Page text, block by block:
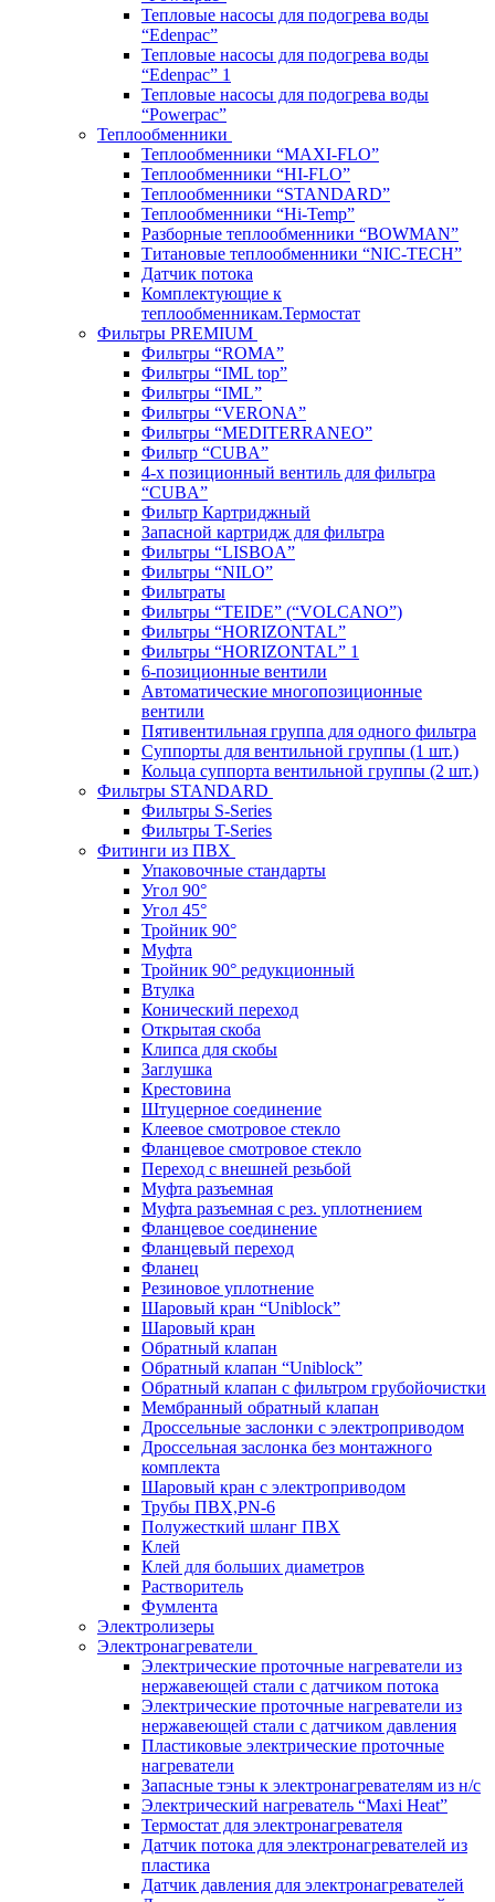
Тепловые насосы для подогрева воды
“Edenpac”
Тепловые насосы для подогрева воды
“Edenpac” 1
Тепловые насосы для подогрева воды
“Powerpac”
Теплообменники
Теплообменники “MAXI-FLO”
Теплообменники “HI-FLO”
Теплообменники “STANDARD”
Теплообменники “Hi-Temp”
Разборные теплообменники “BOWMAN”
Титановые теплообменники “NIC-TECH”
Датчик потока
Комплектующие к
теплообменникам.Термостат
Фильтры PREMIUM
Фильтры “ROMA”
Фильтры “IML top”
Фильтры “IML”
Фильтры “VERONA”
Фильтры “MEDITERRANEO”
Фильтр “CUBA”
4-х позиционный вентиль для фильтра
“CUBA”
Фильтр Картриджный
Запасной картридж для фильтра
Фильтры “LISBOA”
Фильтры “NILO”
Фильтраты
Фильтры “TEIDE” (“VOLСANO”)
Фильтры “HORIZONTAL”
Фильтры “HORIZONTAL” 1
6-позиционные вентили
Автоматические многопозиционные
вентили
Пятивентильная группа для одного фильтра
Суппорты для вентильной группы (1 шт.)
Кольца суппорта вентильной группы (2 шт.)
Фильтры STANDARD
Фильтры S-Series
Фильтры T-Series
Фитинги из ПВХ
Упаковочные стандарты
Угол 90°
Угол 45°
Тройник 90°
Муфта
Тройник 90° редукционный
Втулка
Конический переход
Открытая скоба
Клипса для скобы
Заглушка
Крестовина
Штуцерное соединение
Клеевое смотровое стекло
Фланцевое смотровое стекло
Переход с внешней резьбой
Муфта разъемная
Муфта разъемная с рез. уплотнением
Фланцевое соединение
Фланцевый переход
Фланец
Резиновое уплотнение
Шаровый кран “Uniblock”
Шаровый кран
Обратный клапан
Обратный клапан “Uniblock”
Обратный клапан с фильтром грубойочистки
Мембранный обратный клапан
Дроссельные заслонки с электроприводом
Дроссельная заслонка без монтажного
комплекта
Шаровый кран с электроприводом
Трубы ПВХ,PN-6
Полужесткий шланг ПВХ
Клей
Клей для больших диаметров
Растворитель
Фумлента
Электролизеры
Электронагреватели
Электрические проточные нагреватели из
нержавеющей стали с датчиком потока
Электрические проточные нагреватели из
нержавеющей стали с датчиком давления
Пластиковые электрические проточные
нагреватели
Запасные тэны к электронагревателям из н/с
Электрический нагреватель “Maxi Heat”
Термостат для электронагревателя
Датчик потока для электронагревателей из
пластика
Датчик давления для электронагревателей